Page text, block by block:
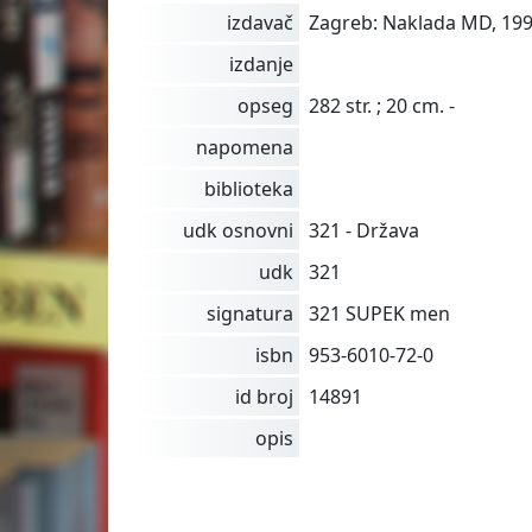
izdavač
Zagreb: Naklada MD,
izdanje
opseg
282 str. ; 20 cm. -
napomena
biblioteka
udk osnovni
321 - Država
udk
321
signatura
321 SUPEK men
isbn
953-6010-72-0
id broj
14891
opis